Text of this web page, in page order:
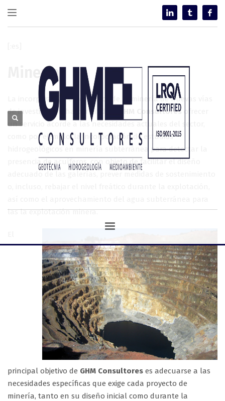
Minería
La incorporación en el sector de la minería de nuevas vías
de investigación ha permitido a
GHM Consultores
un servicio acorde a las necesidades actuales del sector,
como por ejemplo, la incorporación de estudios
hidrogeológicos en minería subterránea para detectar la
presencia de acuíferos, con objeto de facilitar el diseño
las la explotación minera.
principal objetivo de GHM Consultores es adecuarse a las
necesidades específicas que exige cada proyecto de
minería, tanto en su diseño inicial como durante la